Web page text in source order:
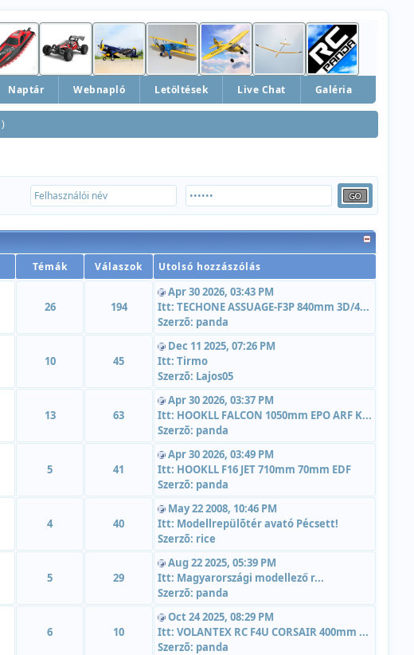
Naptár Webnapló Letöltések Live Chat Galéria
)
Témák Válaszok Utolsó hozzászólás
26 194
Apr 30 2026, 03:43 PM
Itt: TECHONE ASSUAGE-F3P 840mm 3D/4...
Szerzõ: panda
10 45
Dec 11 2025, 07:26 PM
Itt: Tirmo
Szerzõ: Lajos05
13 63
Apr 30 2026, 03:37 PM
Itt: HOOKLL FALCON 1050mm EPO ARF K...
Szerzõ: panda
5 41
Apr 30 2026, 03:49 PM
Itt: HOOKLL F16 JET 710mm 70mm EDF
Szerzõ: panda
4 40
May 22 2008, 10:46 PM
Itt: Modellrepülõtér avató Pécsett!
Szerzõ: rice
5 29
Aug 22 2025, 05:39 PM
Itt: Magyarországi modellező r...
Szerzõ: panda
6 10
Oct 24 2025, 08:29 PM
Itt: VOLANTEX RC F4U CORSAIR 400mm ...
Szerzõ: panda